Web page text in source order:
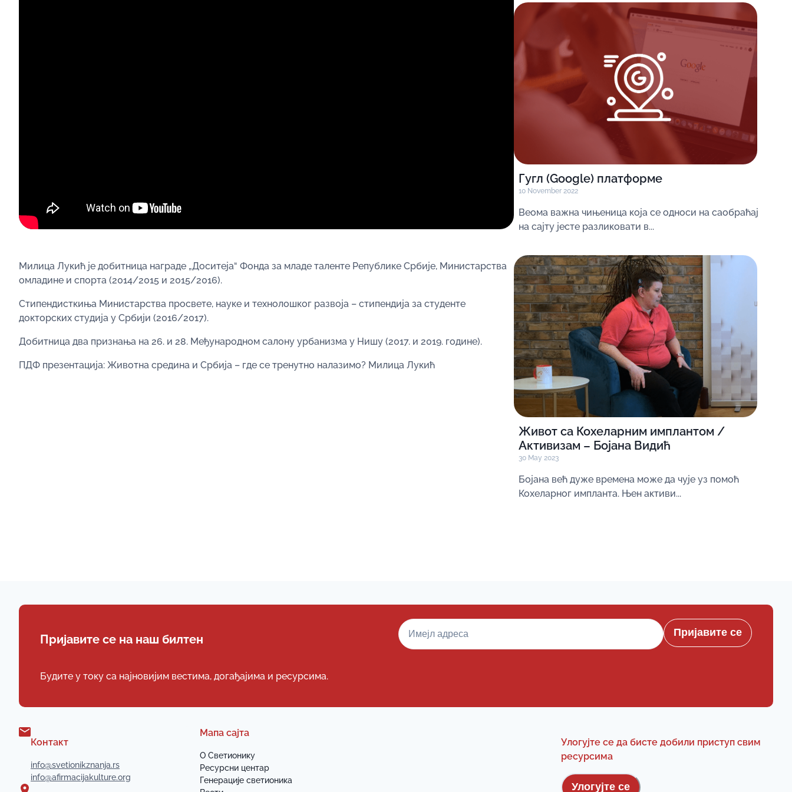
Милица Лукић је добитница награде „Доситеја“ Фонда за младе таленте Републике Србије, Министарства
омладине и спорта (2014/2015 и 2015/2016).
Стипендисткиња Министарства просвете, науке и технолошког развоја – стипендија за студенте
докторских студија у Србији (2016/2017).
Добитница два признања на 26. и 28. Међународном салону урбанизма у Нишу (2017. и 2019. године).
ПДФ презентација: Животна средина и Србија – где се тренутно налазимо? Милица Лукић
Гугл (Google) платформе
10 November 2022
Веома важна чињеница која се односи на саобраћај
на сајту јесте разликовати в...
Живот са Кохеларним имплантом /
Активизам – Бојана Видић
30 May 2023
Бојана већ дуже времена може да чује уз помоћ
Кохеларног импланта. Њен активи...
Пријавите се на наш билтен
Будите у току са најновијим вестима, догађајима и ресурсима.
Пријавите се
Контакт
info@svetionikznanja.rs
info@afirmacijakulture.org
Мапа сајта
О Светионику
Ресурсни центар
Генерације светионика
Улогујте се да бисте добили приступ свим
ресурсима
Улогујте се